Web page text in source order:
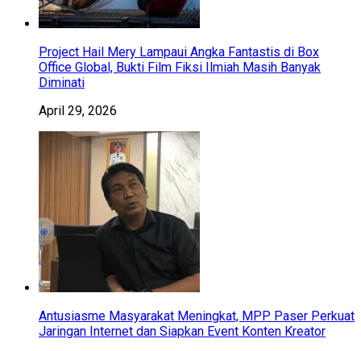
Project Hail Mery Lampaui Angka Fantastis di Box
Office Global, Bukti Film Fiksi Ilmiah Masih Banyak
Diminati
April 29, 2026
Antusiasme Masyarakat Meningkat, MPP Paser Perkuat
Jaringan Internet dan Siapkan Event Konten Kreator